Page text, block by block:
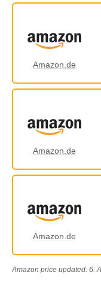
Amazon.de
Amazon.de
Amazon.de
Amazon price updated: 6.